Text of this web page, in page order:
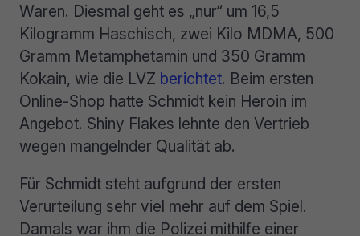
Waren. Diesmal geht es „nur“ um 16,5
Kilogramm Haschisch, zwei Kilo MDMA, 500
Gramm Metamphetamin und 350 Gramm
Kokain, wie die LVZ berichtet. Beim ersten
Online-Shop hatte Schmidt kein Heroin im
Angebot. Shiny Flakes lehnte den Vertrieb
wegen mangelnder Qualität ab.
Für Schmidt steht aufgrund der ersten
Verurteilung sehr viel mehr auf dem Spiel.
Damals war ihm die Polizei mithilfe einer